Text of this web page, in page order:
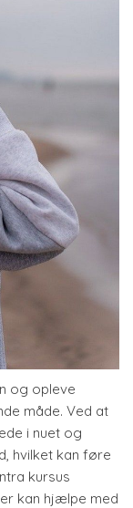
og opleve
måde. Ved at
i nuet og
hvilket kan føre
kursus
kan hjælpe med